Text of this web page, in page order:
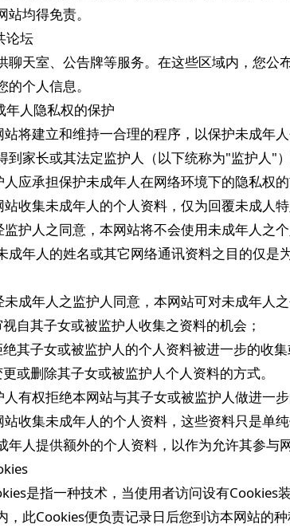
站均得免责。
论坛
聊天室、公告牌等服务。在这些区域内，您
的个人信息。
年人隐私权的保护
站将建立和维持一合理的程序，以保护未成年
到家长或其法定监护人（以下统称为"监护人"
应承担保护未成年人在网络环境下的隐私权的
收集未成年人的个人资料，仅为回覆未成人
监护人之同意，本网站将不会使用未成年人之
成年人的姓名或其它网络通讯资料之目的仅
成年人之监护人同意，本网站可对未成年人
自其子女或被监护人收集之资料的机会；
其子女或被监护人的个人资料被进一步的收集
或删除其子女或被监护人个人资料的方式。
有权拒绝本网站与其子女或被监护人做进一步
站收集未成年人的个人资料，这些资料只是单
年人提供额外的个人资料，以作为允许其参与
是指一种技术，当使用者访问设有Cookies
，此Cookies便负责记录日后您到访本网站的